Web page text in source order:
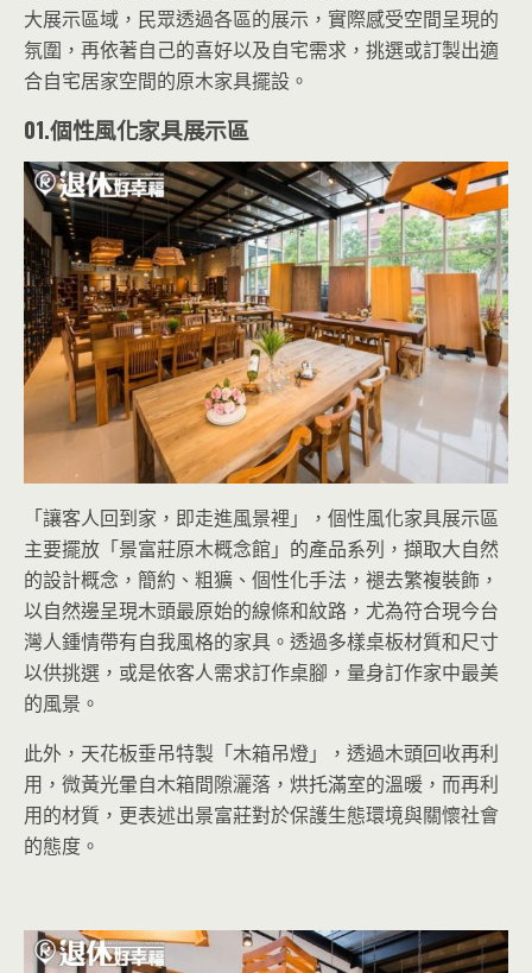
大展示區域，民眾透過各區的展示，實際感受空間呈現的
氛圍，再依著自己的喜好以及自宅需求，挑選或訂製出適
合自宅居家空間的原木家具擺設。
01.個性風化家具展示區
「讓客人回到家，即走進風景裡」，個性風化家具展示區
主要擺放「景富莊原木概念館」的產品系列，擷取大自然
的設計概念，簡約、粗獷、個性化手法，褪去繁複裝飾，
以自然邊呈現木頭最原始的線條和紋路，尤為符合現今台
灣人鍾情帶有自我風格的家具。透過多樣桌板材質和尺寸
以供挑選，或是依客人需求訂作桌腳，量身訂作家中最美
的風景。
此外，天花板垂吊特製「木箱吊燈」，透過木頭回收再利
用，微黃光暈自木箱間隙灑落，烘托滿室的溫暖，而再利
用的材質，更表述出景富莊對於保護生態環境與關懷社會
的態度。